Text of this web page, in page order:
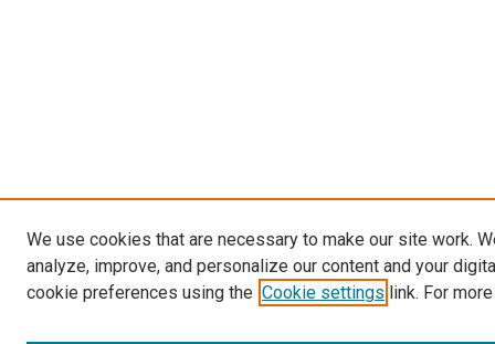
We use cookies that are necessary to make our site work.
analyze, improve, and personalize our content and your
cookie preferences using the Cookie settings link. For